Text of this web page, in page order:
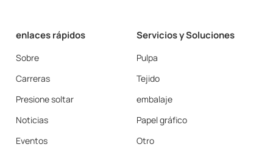
enlaces rápidos
Sobre
Carreras
Presione soltar
Noticias
Eventos
Servicios y Soluciones
Pulpa
Tejido
embalaje
Papel gráfico
Otro